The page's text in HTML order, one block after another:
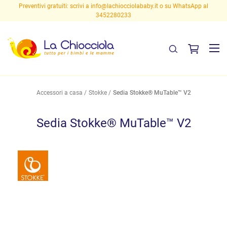
Preventivi gratuiti: scrivi a info@lachiocciolababy.it o su WhatsApp al
3452280233
Accessori a casa Stokke Sedia Stokke® MuTable™ V2
Sedia Stokke® MuTable™ V2